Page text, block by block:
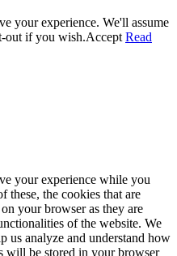
your experience. We'll assume
out if you wish.Accept Read
your experience while you
these, the cookies that are
your browser as they are
of the website. We
us analyze and understand how
will be stored in your browser